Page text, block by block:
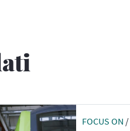
FOCUS ON /